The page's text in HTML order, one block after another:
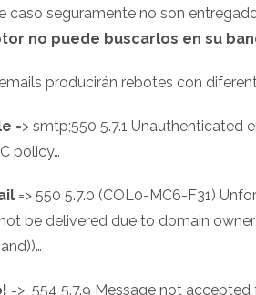
caso seguramente no son
no puede buscarlos en su
producirán rebotes con
=> smtp;550 5.7.1
policy…
=> 550 5.7.0 (COL0-MC6-F31)
be delivered due to domain
=> 554 5.7.9 Message not